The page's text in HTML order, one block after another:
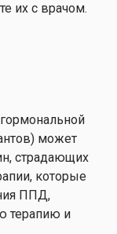
их с врачом.
может
страдающих
которые
ППД,
терапию и